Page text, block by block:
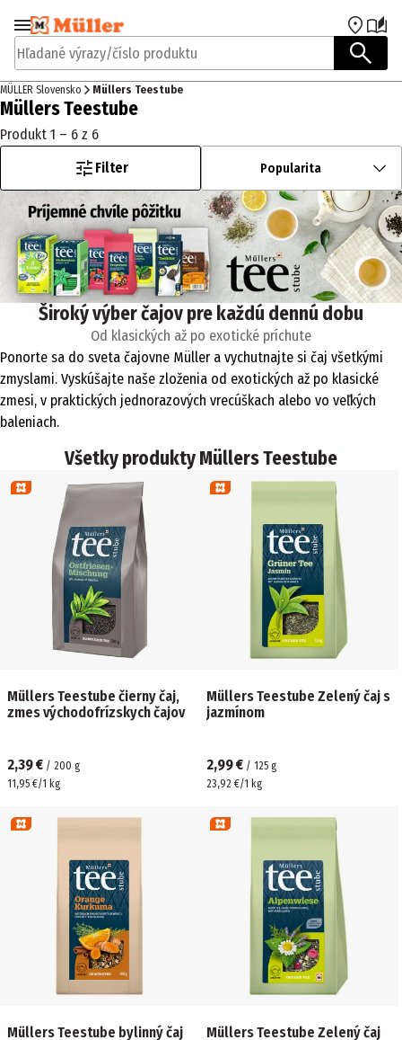
Prejsť na navigáciu
Prejsť na hlavný obsah
Hľadané výrazy/číslo produktu
MÜLLER Slovensko Müllers Teestube
Müllers Teestube
Produkt 1 – 6 z 6
Filter
Popularita
Široký výber čajov pre každú dennú dobu
Od klasických až po exotické príchute
Ponorte sa do sveta čajovne Müller a vychutnajte si čaj všetkými
zmyslami. Vyskúšajte naše zloženia od exotických až po klasické
zmesi, v praktických jednorazových vrecúškach alebo vo veľkých
baleniach.
Všetky produkty Müllers Teestube
Müllers Teestube čierny čaj,
zmes východofrízskych čajov
2,39 € / 200 g
11,95 €/1 kg
Müllers Teestube Zelený čaj s
jazmínom
2,99 € / 125 g
23,92 €/1 kg
Müllers Teestube bylinný čaj
Müllers Teestube Zelený čaj